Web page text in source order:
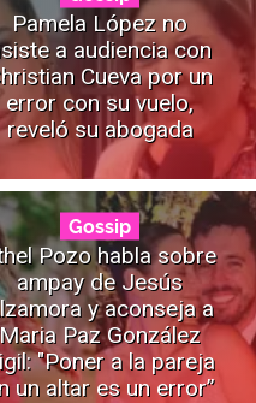
Pamela López no
a audiencia con
Cueva por un
error con su vuelo,
reveló su abogada
Gossip
Pozo habla sobre
ampay de Jesús
y aconseja a
Maria Paz González
"Poner a la pareja
un altar es un error”